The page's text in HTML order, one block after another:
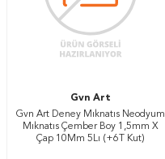
Gvn Art
Gvn Art Deney Mıknatıs Neodyum
Mıknatıs Çember Boy 1,5mm X
Çap 10Mm 5Lı (+6T Kut)